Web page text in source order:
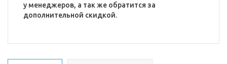
у менеджеров, а так же обратится за
дополнительной скидкой.